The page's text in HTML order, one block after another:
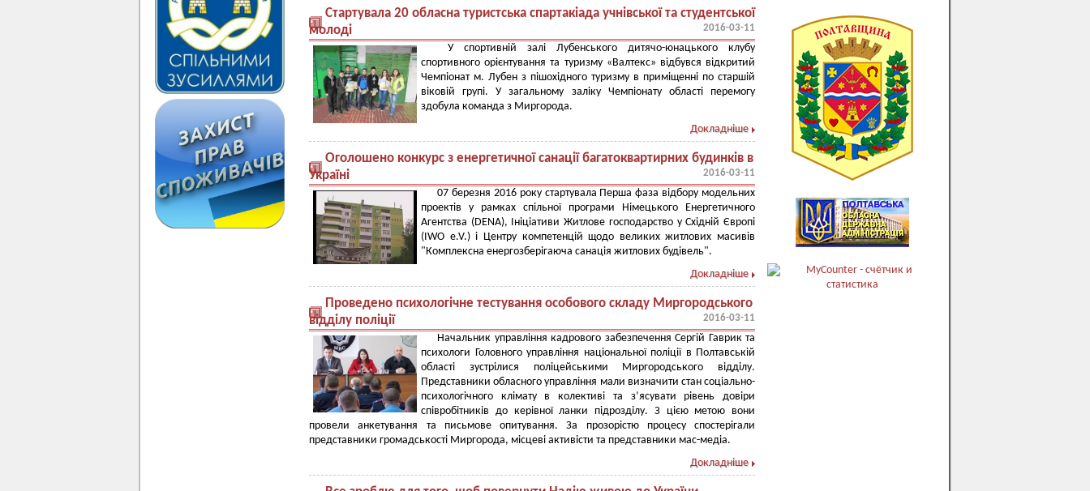
Стартувала 20 обласна туристська спартакіада учнівської та студентської
молоді
2016-03-11
У спортивній залі Лубенського дитячо-юнацького клубу
спортивного орієнтування та туризму «Валтекс» відбувся відкритий
Чемпіонат м. Лубен з пішохідного туризму в приміщенні по старшій
віковій групі. У загальному заліку Чемпіонату області перемогу
здобула команда з Миргорода.
Докладніше
Оголошено конкурс з енергетичної санації багатоквартирних будинків в
Україні
2016-03-11
07 березня 2016 року стартувала Перша фаза відбору модельних
проектів у рамках спільної програми Німецького Енергетичного
Агентства (DENA), Ініціативи Житлове господарство у Східній Європі
(IWO e.V.) і Центру компетенцій щодо великих житлових масивів
"Комплексна енергозберігаюча санація житлових будівель".
Докладніше
Проведено психологічне тестування особового складу Миргородського
відділу поліції
2016-03-11
Начальник управління кадрового забезпечення Сергій Гаврик та
психологи Головного управління національної поліції в Полтавській
області зустрілися поліцейськими Миргородського відділу.
Представники обласного управління мали визначити стан соціально-
психологічного клімату в колективі та з’ясувати рівень довіри
співробітників до керівної ланки підрозділу. З цією метою вони
провели анкетування та письмове опитування. За прозорістю процесу спостерігали
представники громадськості Миргорода, місцеві активісти та представники мас-медіа.
Докладніше